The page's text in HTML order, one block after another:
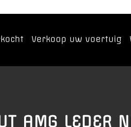
Verkoop uw voertuig
LEDER